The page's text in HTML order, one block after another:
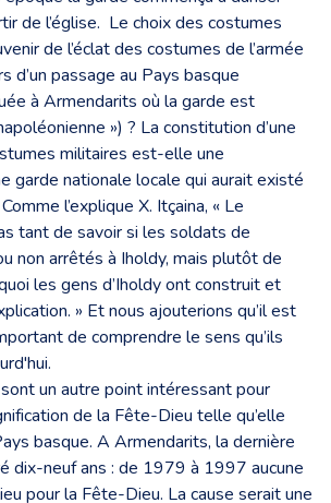
de l’église. Le choix des costumes
de l’éclat des costumes de l’armée
d’un passage au Pays basque
à Armendarits où la garde est
») ? La constitution d’une
militaires est-elle une
garde nationale locale qui aurait existé
l’explique X. Itçaina, « Le
tant de savoir si les soldats de
non arrêtés à Iholdy, mais plutôt de
les gens d’Iholdy ont construit et
» Et nous ajouterions qu’il est
de comprendre le sens qu’ils
un autre point intéressant pour
de la Fête-Dieu telle qu’elle
basque. A Armendarits, la dernière
dix-neuf ans : de 1979 à 1997 aucune
pour la Fête-Dieu. La cause serait une